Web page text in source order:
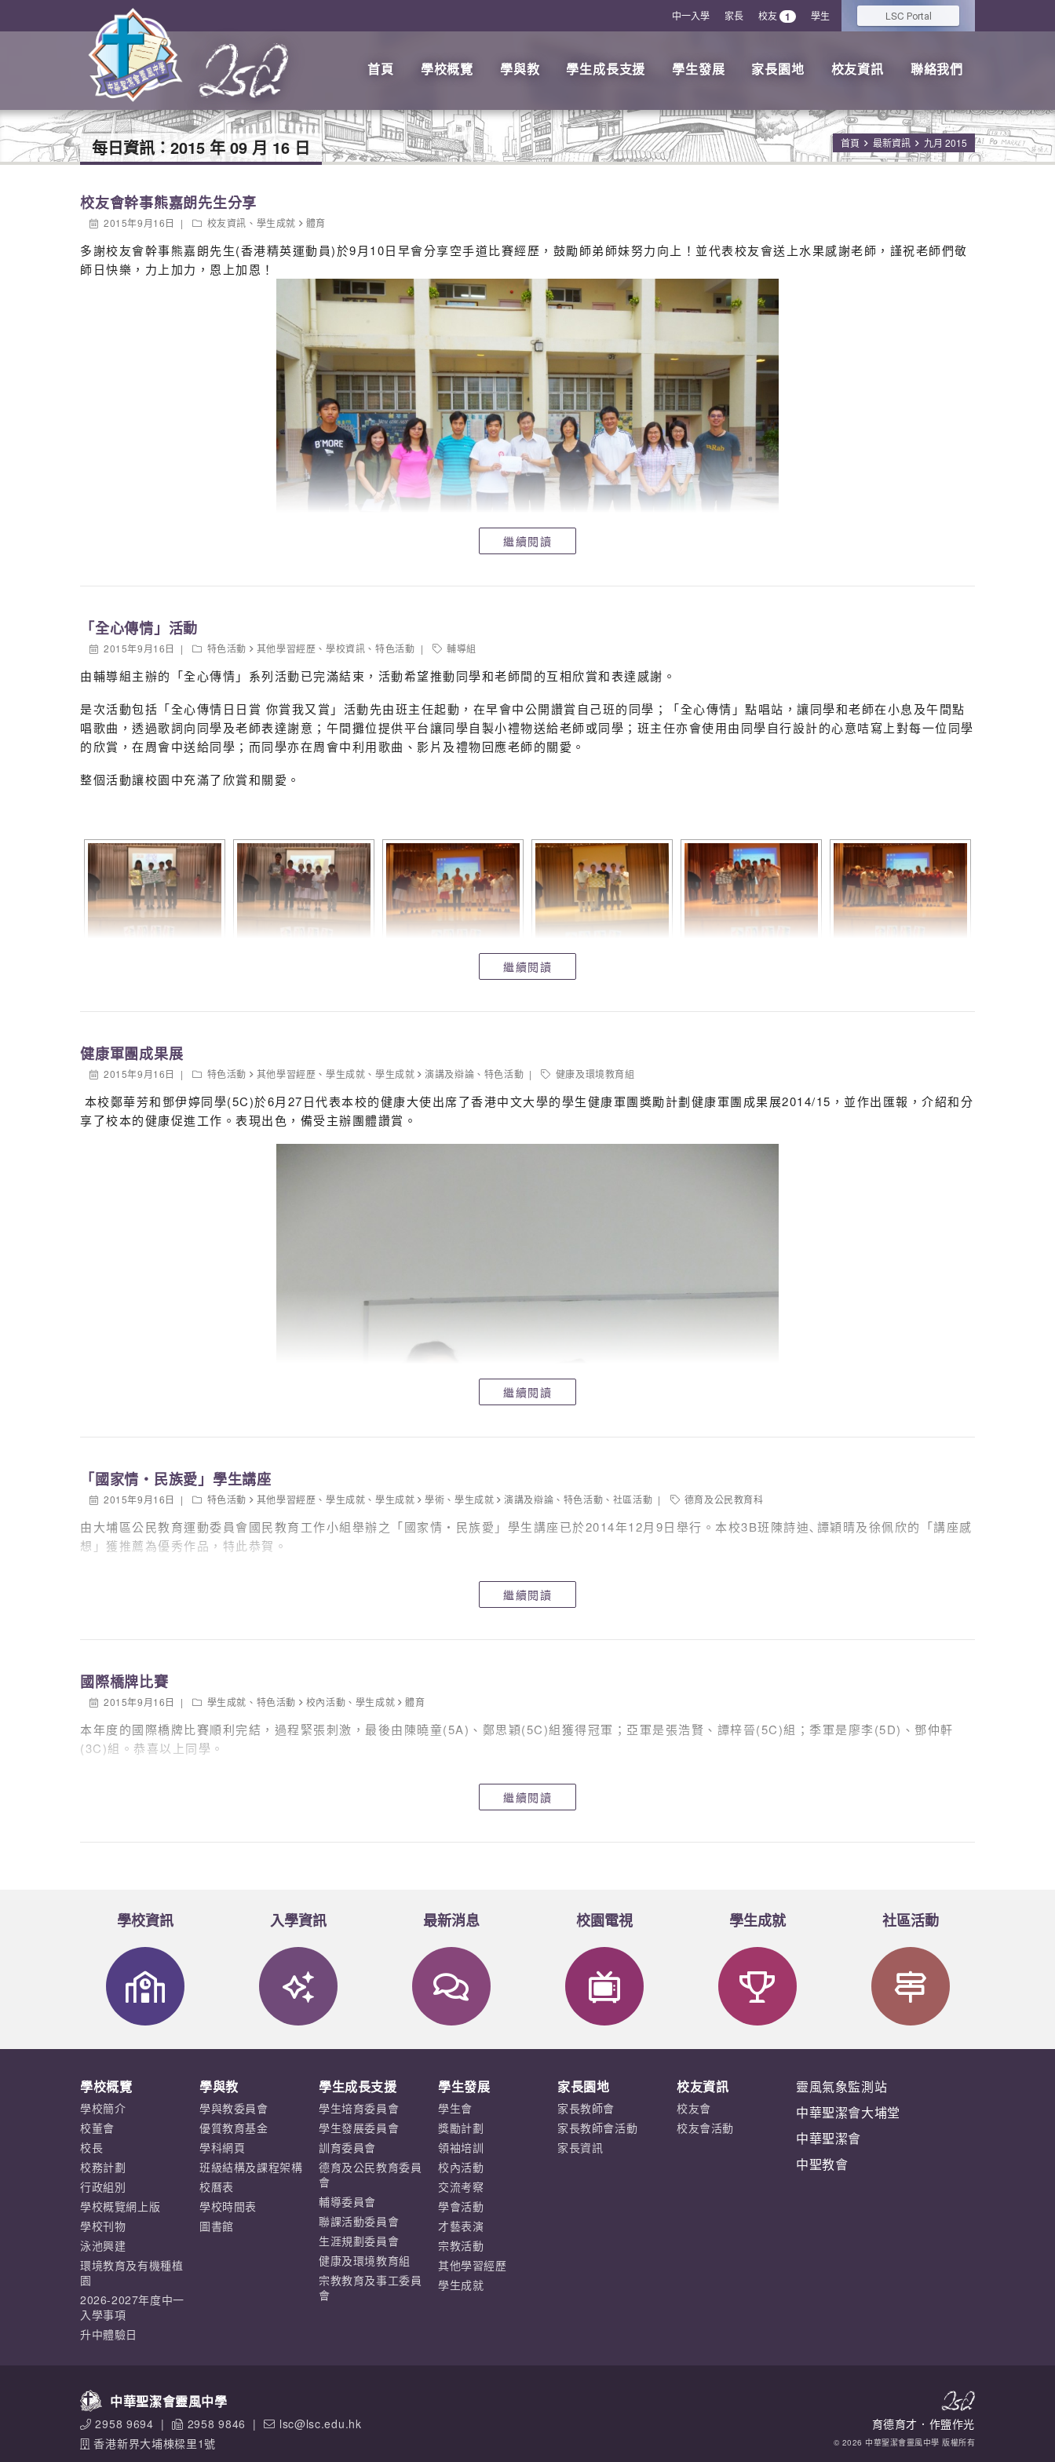
中一入學 家長 校友 1 學生 LSC Portal
首頁 學校概覽 學與教 學生成長支援 學生發展 家長園地 校友資訊 聯絡我們
首頁 最新資訊 九月 2015
每日資訊： 2015 年 09 月 16 日
校友會幹事熊嘉朗先生分享
2015年9月16日 校友資訊 、 學生成就 體育
多謝校友會幹事熊嘉朗先生(香港精英運動員)於9月10日早會分享空手道比賽經歷，鼓勵師弟師妹努力向上！並代表校友會送上水果感謝老師，謹祝老師們敬
師日快樂，力上加力，恩上加恩！
繼續閱讀
「全心傳情」活動
2015年9月16日 特色活動 其他學習經歷 、 學校資訊 、 特色活動 輔導組
由輔導組主辦的「全心傳情」系列活動已完滿結束，活動希望推動同學和老師間的互相欣賞和表達感謝。
是次活動包括「全心傳情日日賞 你賞我又賞」活動先由班主任起動，在早會中公開讚賞自己班的同學；「全心傳情」點唱站，讓同學和老師在小息及午間點
唱歌曲，透過歌詞向同學及老師表達謝意；午間攤位提供平台讓同學自製小禮物送給老師或同學；班主任亦會使用由同學自行設計的心意咭寫上對每一位同學
的欣賞，在周會中送給同學；而同學亦在周會中利用歌曲、影片及禮物回應老師的關愛。
整個活動讓校園中充滿了欣賞和關愛。
繼續閱讀
健康軍團成果展
2015年9月16日 特色活動 其他學習經歷 、 學生成就 、 學生成就 演講及辯論 、 特色活動 健康及環境教育組
本校鄭華芳和鄧伊婷同學(5C)於6月27日代表本校的健康大使出席了香港中文大學的學生健康軍團獎勵計劃健康軍團成果展2014/15，並作出匯報，介紹和分
享了校本的健康促進工作。表現出色，備受主辦團體讚賞。
繼續閱讀
「國家情‧民族愛」學生講座
2015年9月16日 特色活動 其他學習經歷 、 學生成就 、 學生成就 學術 、學生成就 演講及辯論 、 特色活動 、 社區活動 德育及公民教育科
由大埔區公民教育運動委員會國民教育工作小組舉辦之「國家情‧民族愛」學生講座已於2014年12月9日舉行。本校3B班陳詩迪､譚穎晴及徐佩欣的「講座感
想」獲推薦為優秀作品，特此恭賀。
繼續閱讀
國際橋牌比賽
2015年9月16日 學生成就 、 特色活動 校內活動 、 學生成就 體育
本年度的國際橋牌比賽順利完結，過程緊張刺激，最後由陳曉童(5A)、鄭思穎(5C)組獲得冠軍；亞軍是張浩賢、譚梓晉(5C)組；季軍是廖李(5D)、鄧仲軒
(3C)組。恭喜以上同學。
繼續閱讀
學校資訊 入學資訊 最新消息 校園電視 學生成就 社區活動
學校概覽
學校簡介
校董會
校長
校務計劃
行政組別
學校概覽網上版
學校刊物
泳池興建
環境教育及有機種植
園
2026-2027年度中一
入學事項
升中體驗日
學與教
學與教委員會
優質教育基金
學科網頁
班級結構及課程架構
校曆表
學校時間表
圖書館
學生成長支援
學生培育委員會
學生發展委員會
訓育委員會
德育及公民教育委員
會
輔導委員會
聯課活動委員會
生涯規劃委員會
健康及環境教育組
宗教教育及事工委員
會
學生發展
學生會
獎勵計劃
領袖培訓
校內活動
交流考察
學會活動
才藝表演
宗教活動
其他學習經歷
學生成就
家長園地
家長教師會
家長教師會活動
家長資訊
校友資訊
校友會
校友會活動
靈風氣象監測站
中華聖潔會大埔堂
中華聖潔會
中聖教會
中華聖潔會靈風中學
2958 9694 | 2958 9846 |
lsc@lsc.edu.hk
香港新界大埔棟樑里1號
育德育才．作鹽作光
© 2026 中華聖潔會靈風中學 版權所有